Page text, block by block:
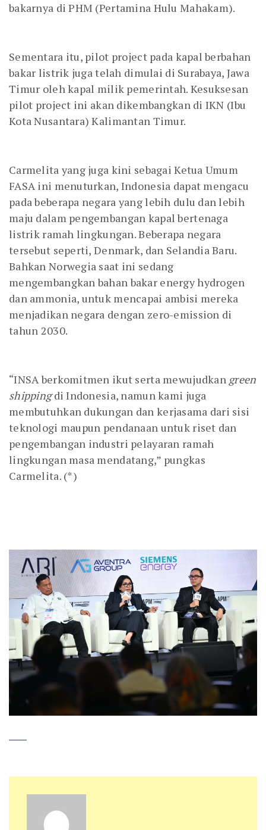
bakarnya di PHM (Pertamina Hulu Mahakam).
Sementara itu, pilot project pada kapal berbahan
bakar listrik juga telah dimulai di Surabaya, Jawa
Timur oleh kapal milik pemerintah. Kesuksesan
pilot project ini akan dikembangkan di IKN (Ibu
Kota Nusantara) Kalimantan Timur.
Carmelita yang juga kini sebagai Ketua Umum
FASA ini menuturkan, Indonesia dapat mengacu
pada beberapa negara yang lebih dulu dan lebih
maju dalam pengembangan kapal bertenaga
listrik ramah lingkungan. Beberapa negara
tersebut seperti, Denmark, dan Selandia Baru.
Bahkan Norwegia saat ini sedang
mengembangkan bahan bakar energy hydrogen
dan ammonia, untuk mencapai ambisi mereka
menjadikan negara dengan zero-emission di
tahun 2030.
“INSA berkomitmen ikut serta mewujudkan green
shippingdi Indonesia, namun kami juga
membutuhkan dukungan dan kerjasama dari sisi
teknologi maupun pendanaan untuk riset dan
pengembangan industri pelayaran ramah
lingkungan masa mendatang,” pungkas
Carmelita. (*)